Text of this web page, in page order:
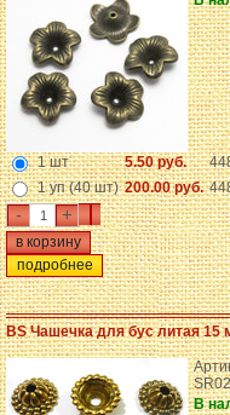
1 шт 5.50 руб.
1 уп (40 шт) 200.00 руб.
- +
подробнее
BS Чашечка для бус литая 15
В